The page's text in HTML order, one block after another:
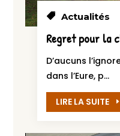
Actualités
D’aucuns
dans l’Eure, p...
LIRE LA SUITE